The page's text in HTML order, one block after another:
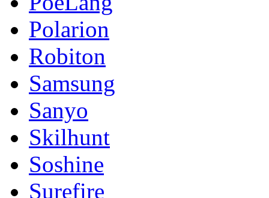
Polarion
Robiton
Samsung
Sanyo
Skilhunt
Soshine
Surefire